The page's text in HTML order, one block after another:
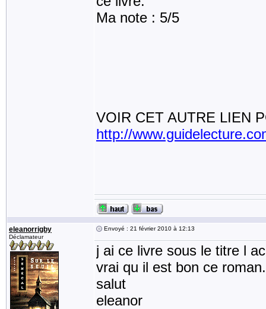
Ma note : 5/5
VOIR CET AUTRE LIEN
http://
eleanorrigby
Déclamateur
Envoyé : 21 février 2010 à 12:13
j ai ce livre sous le titre l
vrai qu il est bon ce roman.
salut
eleanor